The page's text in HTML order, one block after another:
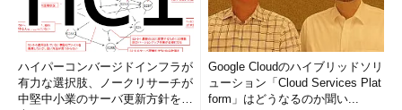
ハイパーコンバージドインフラが
有力な選択肢、ノークリサーチが
中堅中小業のサーバ更新方針を調
Google Cloudのハイブリッドソリ
ューション「Cloud Services Plat
form」はどうなるのか聞い...